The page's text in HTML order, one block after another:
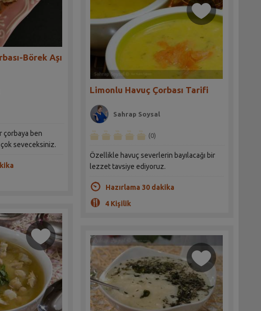
Börek Aşı
çorbaya ben
çok seveceksiniz.
Limonlu Havuç Çorbası Tarifi
Sahrap Soysal
(0)
Özellikle havuç severlerin bayılacağı bir
lezzet tavsiye ediyoruz.
Hazırlama 30 dakika
4 Kişilik